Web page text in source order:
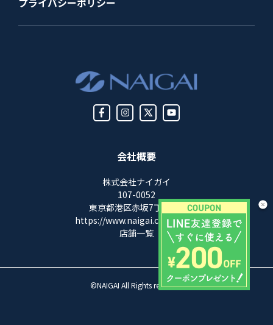
会社概要
株式会社ナイガイ
107-0052
東京都港区赤坂7丁目8-5
https://www.naigai.co.jp/corp/
店舗一覧
©NAIGAI All Rights reserved.